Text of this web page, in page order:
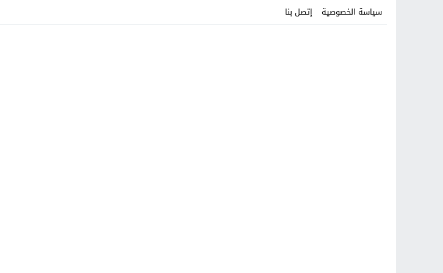
سياسة الخصوصية إتصل بنا